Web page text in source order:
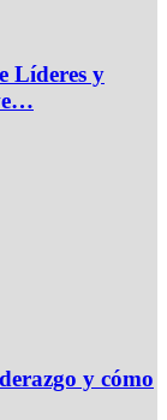
Líderes y
y cómo